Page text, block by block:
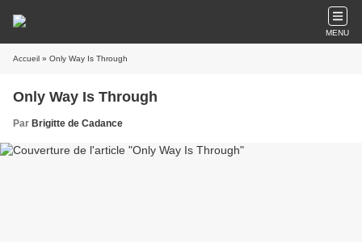
MENU
Accueil » Only Way Is Through
Only Way Is Through
Par Brigitte de Cadance